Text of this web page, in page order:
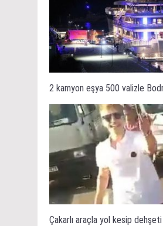
2 kamyon eşya 500 valizle
Çakarlı araçla yol kesip